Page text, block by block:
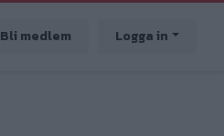
Bli medlem Logga in